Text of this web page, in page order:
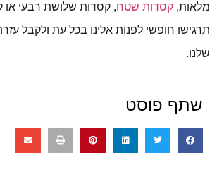
מלאות, קסדות שטח, קסדות שלושת רבעי או
תרגישו חופשי לפנות אלינו בכל עת ולקבל
שלנו.
שתף פוסט